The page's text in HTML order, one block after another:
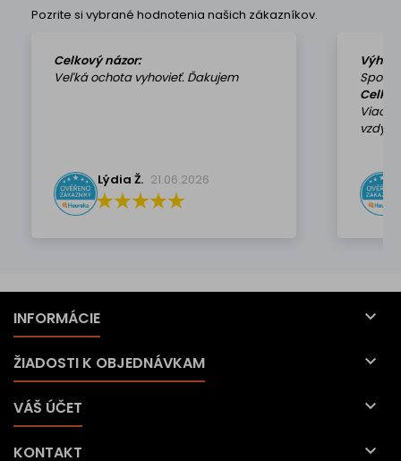
Pozrite si vybrané hodnotenia našich zákazníkov.
Celkový názor:
Veľká ochota vyhovieť. Ďakujem
Lýdia Ž. 21.06.2026
vzdy k
INFORMÁCIE 
ŽIADOSTI K OBJEDNÁVKAM 
VÁŠ ÚČET 
KONTAKT 